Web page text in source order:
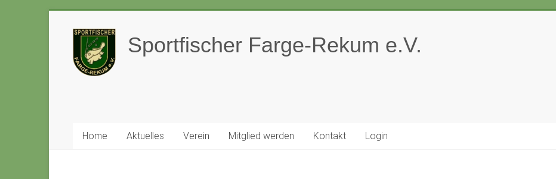
springen
Sportfischer Farge-Rekum e.V.
Home Aktuelles Verein Mitglied werden Ko ntakt Login